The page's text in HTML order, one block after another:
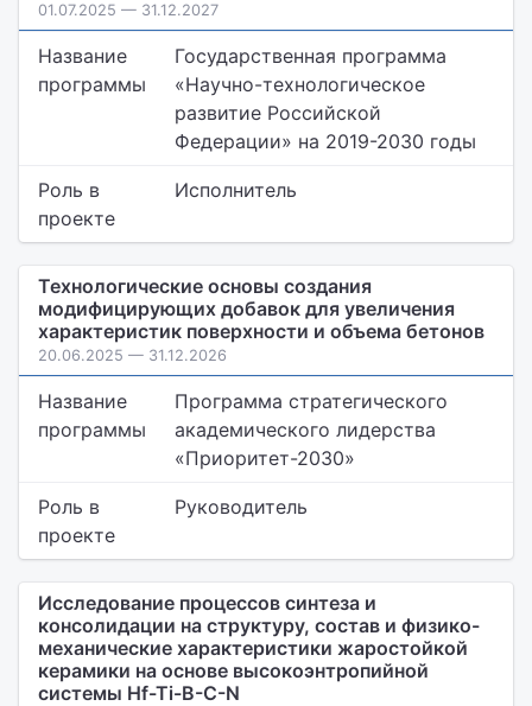
01.07.2025 — 31.12.2027
Название
программы
Государственная программа
«Научно-технологическое
развитие Российской
Федерации» на 2019-2030 годы
Роль в
проекте
Исполнитель
Технологические основы создания
модифицирующих добавок для увеличения
характеристик поверхности и объема бетонов
20.06.2025 — 31.12.2026
Название
программы
Программа стратегического
академического лидерства
«Приоритет-2030»
Роль в
проекте
Руководитель
Исследование процессов синтеза и
консолидации на структуру, состав и физико-
механические характеристики жаростойкой
керамики на основе высокоэнтропийной
системы Hf-Ti-B-C-N